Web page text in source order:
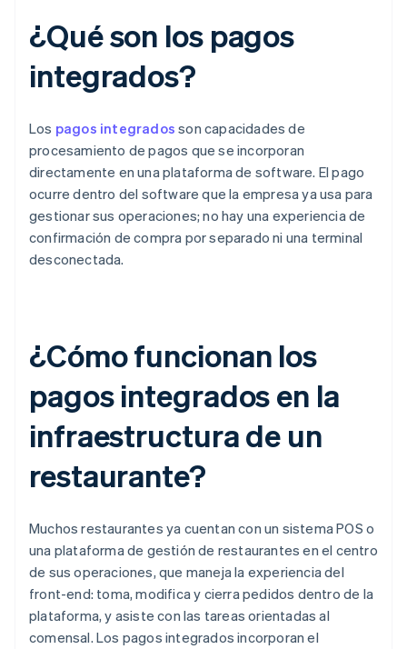
¿Qué son los pagos
integrados?
Los pagos integrados son capacidades de
procesamiento de pagos que se incorporan
directamente en una plataforma de software. El pago
ocurre dentro del software que la empresa ya usa para
gestionar sus operaciones; no hay una experiencia de
confirmación de compra por separado ni una terminal
desconectada.
¿Cómo funcionan los
pagos integrados en la
infraestructura de un
restaurante?
Muchos restaurantes ya cuentan con un sistema POS o
una plataforma de gestión de restaurantes en el centro
de sus operaciones, que maneja la experiencia del
front-end: toma, modifica y cierra pedidos dentro de la
plataforma, y asiste con las tareas orientadas al
comensal. Los pagos integrados incorporan el